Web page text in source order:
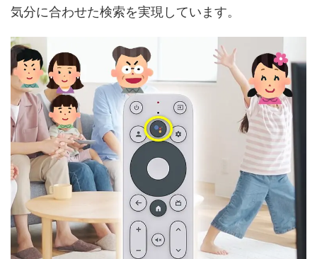
気分に合わせた検索を実現しています。